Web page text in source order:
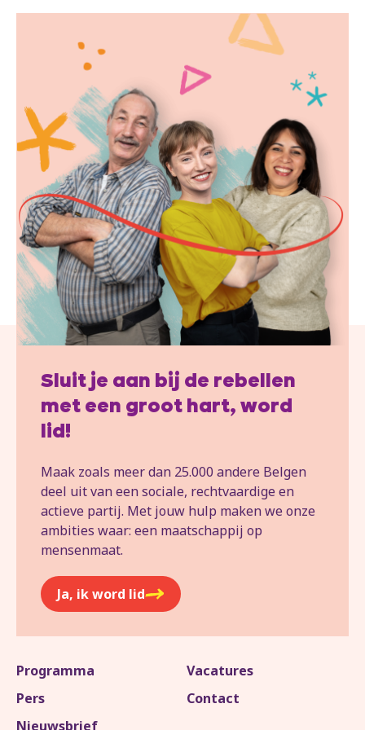
Sluit je aan bij de rebellen
met een groot hart, word
lid!
Maak zoals meer dan 25.000 andere Belgen
deel uit van een sociale, rechtvaardige en
actieve partij. Met jouw hulp maken we onze
ambities waar: een maatschappij op
mensenmaat.
Ja, ik word lid
Programma
Vacatures
Pers
Contact
Nieuwsbrief